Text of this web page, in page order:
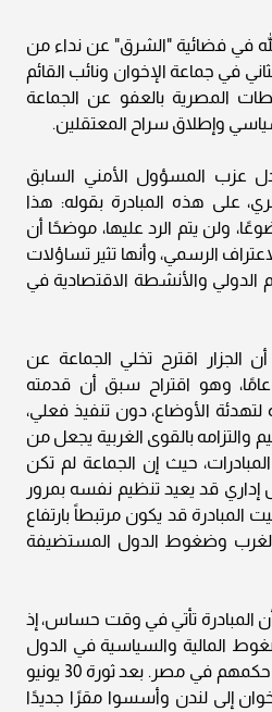
في فضائية "الشرق" عن نداء من
في جماعة الإخوان ونائب القائم
المصرية بالعفو عن الجماعة
وإطلاق سراح المعتقلين.
عزب المسؤول الأمني السابق
على هذه المبادرة بقوله: هذا
ولن يتم الرد عليها، موضحًا أن
الرسمي، وأنها تثير تساؤلات
الدولي والأنشطة الاقتصادية في
الجزار اقترح تخلي الجماعة عن
لمدة 10 إلى 15 عامًا، وهو اقتراح سبق أن قدمته
الأوضاع، دون تنفيذ فعلي،
والتزامه بالقوى الغربية يجعل من
حيث إن الجماعة لم تكن
قد يعيد تنظيم نفسه بمرور
المبادرة قد يكون مرتبطاً بارتفاع
وضغوط الدول المستضيفة
المبادرة تأتي في وقت حساس، إذ
المالية والسياسية في الدول
التي لجأوا إليها بعد سقوط حكمهم في مصر. بعد ثورة 30 يونيو
إلى لندن وأسسوا مقرًا جديدًا